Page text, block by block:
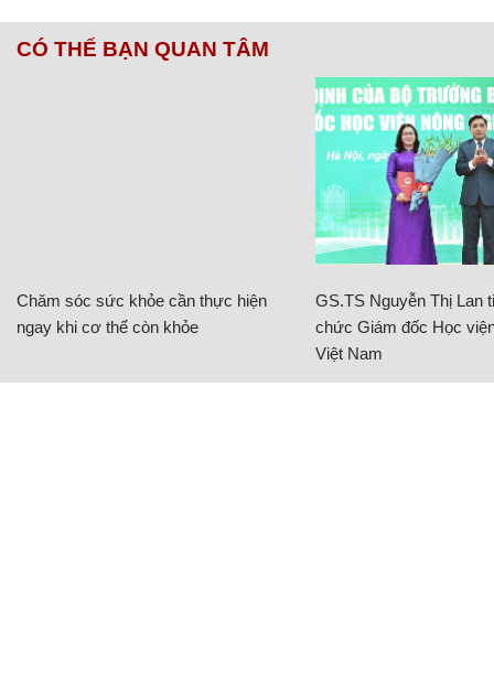
CÓ THỂ BẠN QUAN TÂM
Chăm sóc sức khỏe cần thực hiện
ngay khi cơ thể còn khỏe
GS.TS Nguyễn Thị Lan
chức Giám đốc Học
Việt Nam